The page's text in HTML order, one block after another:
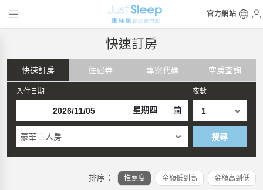
官方網站
快速訂房
快速訂房 住宿券 專案代碼 空房查詢
入住日期
星期四
夜數
豪華三人房 搜尋
排序： 推薦度 金額低到高 金額高到低